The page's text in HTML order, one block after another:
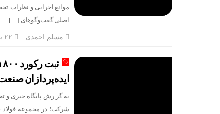
موانع اجرایی و نظرات
اصلی گفت‌وگوهای […]
مسلم احمدی
ایده‌پردازان
به گزارش پایگاه خبری و